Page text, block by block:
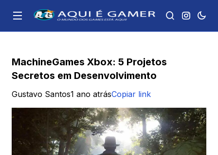
MachineGames Xbox: 5 Projetos
Secretos em Desenvolvimento
Gustavo Santos1 ano atrásCopiar link